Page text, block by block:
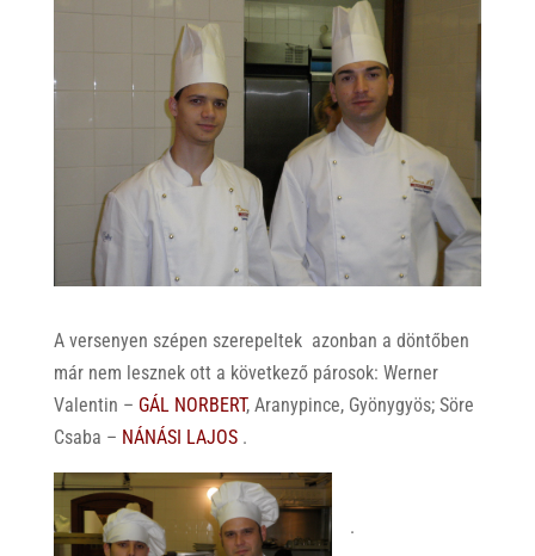
A versenyen szépen szerepeltek azonban a döntőben
már nem lesznek ott a következő párosok: Werner
Valentin – GÁL NORBERT, Aranypince, Gyönygyös; Söre
Csaba – NÁNÁSI LAJOS .
.